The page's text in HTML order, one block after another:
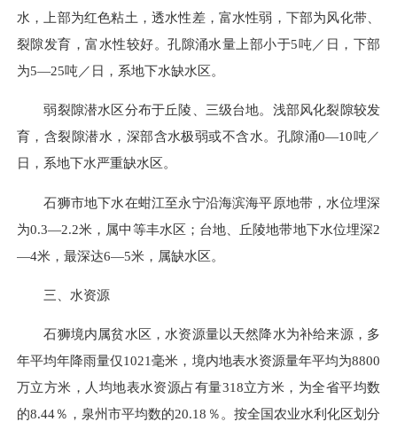
水，上部为红色粘土，透水性差，富水性弱，下部为风化带、
裂隙发育，富水性较好。孔隙涌水量上部小于5吨／日，下部
为5—25吨／日，系地下水缺水区。
弱裂隙潜水区分布于丘陵、三级台地。浅部风化裂隙较发
育，含裂隙潜水，深部含水极弱或不含水。孔隙涌0—10吨／
日，系地下水严重缺水区。
石狮市地下水在蚶江至永宁沿海滨海平原地带，水位埋深
为0.3—2.2米，属中等丰水区；台地、丘陵地带地下水位埋深2
—4米，最深达6—5米，属缺水区。
三、水资源
石狮境内属贫水区，水资源量以天然降水为补给来源，多
年平均年降雨量仅1021毫米，境内地表水资源量年平均为8800
万立方米，人均地表水资源占有量318立方米，为全省平均数
的8.44％，泉州市平均数的20.18％。按全国农业水利化区划分